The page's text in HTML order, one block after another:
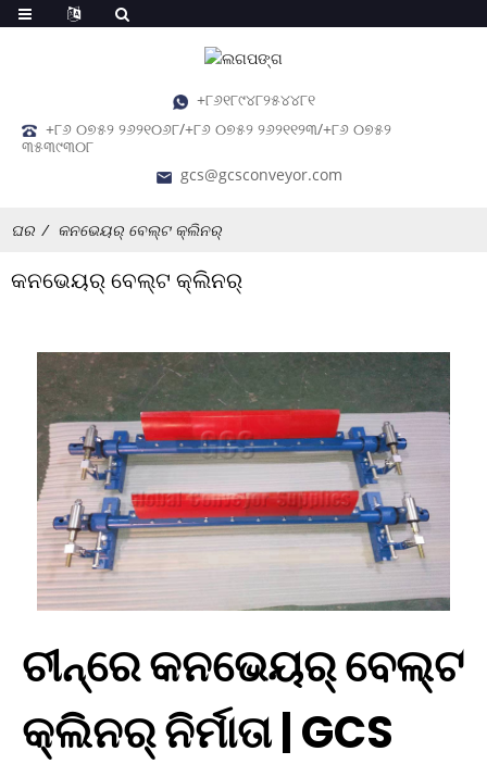
+୮୬୧୮୯୪୮୨୫୪୪୮୧
+୮୬ ୦୭୫୨ ୨୬୨୧୦୬୮/+୮୬ ୦୭୫୨ ୨୬୨୧୧୨୩/+୮୬ ୦୭୫୨
୩୫୩୯୩୦୮
gcs@gcsconveyor.com
ଘର କନଭେୟର୍ ବେଲ୍ଟ କ୍ଲିନର୍
କନଭେୟର୍ ବେଲ୍ଟ କ୍ଲିନର୍
ଚୀନ୍‌ରେ କନଭେୟର୍‌ ବେଲ୍ଟ
କ୍ଲିନର୍ ନିର୍ମାତା | GCS